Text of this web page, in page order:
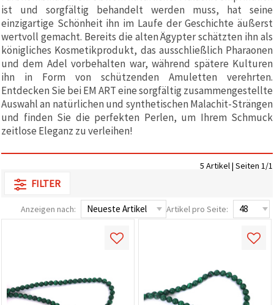
Einwilligung,
den
Datenverkehr
zu
analysieren
sowie
relevantere
Inhalte und
Werbung
anzuzeigen,
auch mit
Unterstützung
unserer
Partner für
und
Sie können
alle
akzeptieren,
ablehnen
Ihre
Einwilligung
ist und sorgfältig behandelt werden muss, hat seine
einzigartige Schönheit ihn im Laufe der Geschichte äußerst
wertvoll gemacht. Bereits die alten Ägypter schätzten ihn als
königliches Kosmetikprodukt, das ausschließlich Pharaonen
und dem Adel vorbehalten war, während spätere Kulturen
ihn in Form von schützenden Amuletten verehrten.
Entdecken Sie bei EM ART eine sorgfältig zusammengestellte
Auswahl an natürlichen und synthetischen Malachit-Strängen
und finden Sie die perfekten Perlen, um Ihrem Schmuck
zeitlose Eleganz zu verleihen!
5 Artikel | Seiten 1/1
FILTER
Anzeigen nach: Artikel pro Seite: